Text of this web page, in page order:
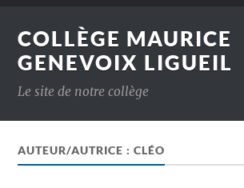
COLLÈGE MAURICE
GENEVOIX LIGUEIL
Le site de notre collège
AUTEUR/AUTRICE :CLÉO